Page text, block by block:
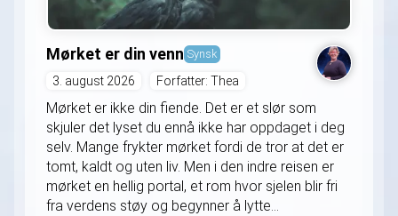
Mørket er din venn Synsk
3. august 2026 Forfatter: Thea
Mørket er ikke din fiende. Det er et slør som
skjuler det lyset du ennå ikke har oppdaget i deg
selv. Mange frykter mørket fordi de tror at det er
tomt, kaldt og uten liv. Men i den indre reisen er
mørket en hellig portal, et rom hvor sjelen blir fri
fra verdens støy og begynner å lytte...